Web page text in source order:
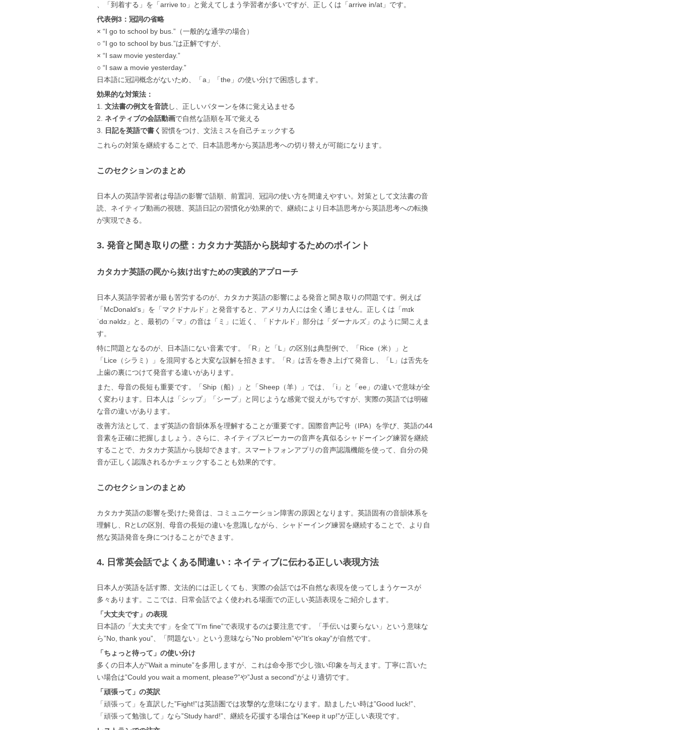
、「到着する」を「arrive to」と覚えてしまう学習者が多いですが、正しくは「arrive in/at」です。
代表例3：冠詞の省略
× “I go to school by bus.”（一般的な通学の場合）
○ “I go to school by bus.”は正解ですが、
× “I saw movie yesterday.”
○ “I saw a movie yesterday.”
日本語に冠詞概念がないため、「a」「the」の使い分けで困惑します。
効果的な対策法：
1. 文法書の例文を音読し、正しいパターンを体に覚え込ませる
2. ネイティブの会話動画で自然な語順を耳で覚える
3.
日記を英語で書く 習慣をつけ、文法ミスを自己チェックする
これらの対策を継続することで、日本語思考から英語思考への切り替えが可能になります。
このセクションのまとめ
日本人の英語学習者は母語の影響で語順、前置詞、冠詞の使い方を間違えやすい。対策として文法書の音
読、ネイティブ動画の視聴、英語日記の習慣化が効果的で、継続により日本語思考から英語思考への転換
が実現できる。
3. 発音と聞き取りの壁：カタカナ英語から脱却するためのポイント
カタカナ英語の罠から抜け出すための実践的アプローチ
日本人英語学習者が最も苦労するのが、カタカナ英語の影響による発音と聞き取りの問題です。例えば
「McDonald’s」を「マクドナルド」と発音すると、アメリカ人には全く通じません。正しくは「mɪk
ˈdɑːnəldz」と、最初の「マ」の音は「ミ」に近く、「ドナルド」部分は「ダーナルズ」のように聞こえま
す。
特に問題となるのが、日本語にない音素です。「R」と「L」の区別は典型例で、「Rice（米）」と
「Lice（シラミ）」を混同すると大変な誤解を招きます。「R」は舌を巻き上げて発音し、「L」は舌先を
上歯の裏につけて発音する違いがあります。
また、母音の長短も重要です。「Ship（船）」と「Sheep（羊）」では、「i」と「ee」の違いで意味が全
く変わります。日本人は「シップ」「シープ」と同じような感覚で捉えがちですが、実際の英語では明確
な音の違いがあります。
改善方法として、まず英語の音韻体系を理解することが重要です。国際音声記号（IPA）を学び、英語の44
音素を正確に把握しましょう。さらに、ネイティブスピーカーの音声を真似るシャドーイング練習を継続
することで、カタカナ英語から脱却できます。スマートフォンアプリの音声認識機能を使って、自分の発
音が正しく認識されるかチェックすることも効果的です。
このセクションのまとめ
カタカナ英語の影響を受けた発音は、コミュニケーション障害の原因となります。英語固有の音韻体系を
理解し、RとLの区別、母音の長短の違いを意識しながら、シャドーイング練習を継続することで、より自
然な英語発音を身につけることができます。
4. 日常英会話でよくある間違い：ネイティブに伝わる正しい表現方法
日本人が英語を話す際、文法的には正しくても、実際の会話では不自然な表現を使ってしまうケースが
多々あります。ここでは、日常会話でよく使われる場面での正しい英語表現をご紹介します。
「大丈夫です」の表現
日本語の「大丈夫です」を全て”I’m fine”で表現するのは要注意です。「手伝いは要らない」という意味な
ら”No, thank you”、「問題ない」という意味なら”No problem”や”It’s okay”が自然です。
「ちょっと待って」の使い分け
多くの日本人が”Wait a minute”を多用しますが、これは命令形で少し強い印象を与えます。丁寧に言いた
い場合は”Could you wait a moment, please?”や”Just a second”がより適切です。
「頑張って」の英訳
「頑張って」を直訳した”Fight!”は英語圏では攻撃的な意味になります。励ましたい時は”Good luck!”、
「頑張って勉強して」なら”Study hard!”、継続を応援する場合は”Keep it up!”が正しい表現です。